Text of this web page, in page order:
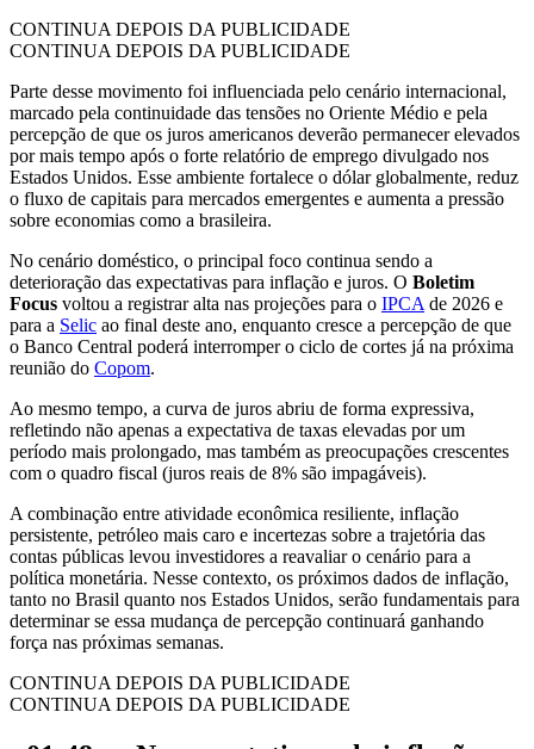
CONTINUA DEPOIS DA PUBLICIDADE
CONTINUA DEPOIS DA PUBLICIDADE
Parte desse movimento foi influenciada pelo cenário internacional,
marcado pela continuidade das tensões no Oriente Médio e pela
percepção de que os juros americanos deverão permanecer elevados
por mais tempo após o forte relatório de emprego divulgado nos
Estados Unidos. Esse ambiente fortalece o dólar globalmente, reduz
o fluxo de capitais para mercados emergentes e aumenta a pressão
sobre economias como a brasileira.
No cenário doméstico, o principal foco continua sendo a
deterioração das expectativas para inflação e juros. O Boletim
Focus voltou a registrar alta nas projeções para o IPCA de 2026 e
para a Selic ao final deste ano, enquanto cresce a percepção de que
o Banco Central poderá interromper o ciclo de cortes já na próxima
reunião do Copom.
Ao mesmo tempo, a curva de juros abriu de forma expressiva,
refletindo não apenas a expectativa de taxas elevadas por um
período mais prolongado, mas também as preocupações crescentes
com o quadro fiscal (juros reais de 8% são impagáveis).
A combinação entre atividade econômica resiliente, inflação
persistente, petróleo mais caro e incertezas sobre a trajetória das
contas públicas levou investidores a reavaliar o cenário para a
política monetária. Nesse contexto, os próximos dados de inflação,
tanto no Brasil quanto nos Estados Unidos, serão fundamentais para
determinar se essa mudança de percepção continuará ganhando
força nas próximas semanas.
CONTINUA DEPOIS DA PUBLICIDADE
CONTINUA DEPOIS DA PUBLICIDADE